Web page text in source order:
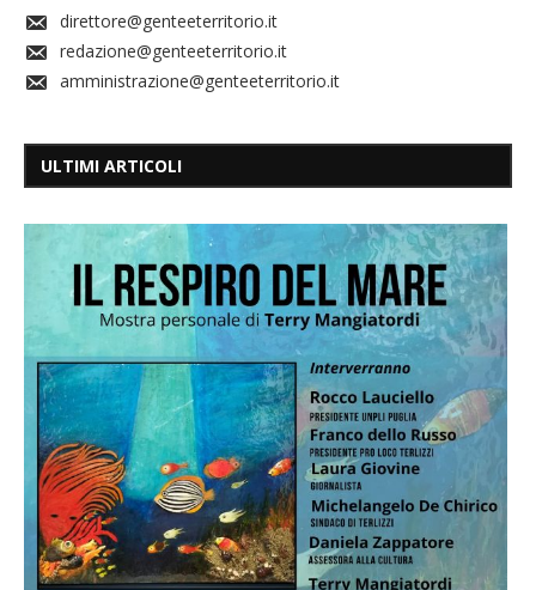
direttore@genteeterritorio.it
redazione@genteeterritorio.it
amministrazione@genteeterritorio.it
ULTIMI ARTICOLI